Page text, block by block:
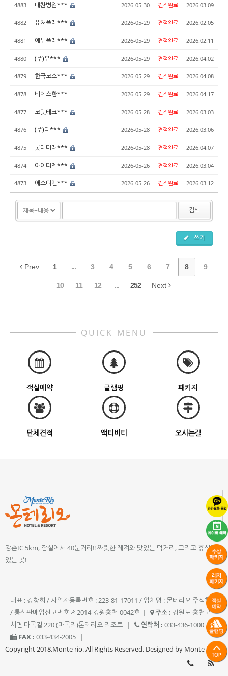
4883 대찬병원*** 2026-05-30 견적완료 2026.03.09
4882 퓨처플레*** 2026-05-29 견적완료 2026.02.05
4881 에듀플레*** 2026-05-29 견적완료 2026.02.11
4880 (주)유*** 2026-05-29 견적완료 2026.04.02
4879 한국코소*** 2026-05-29 견적완료 2026.04.08
4878 비에스한*** 2026-05-29 견적완료 2026.04.17
4877 코멧테크*** 2026-05-28 견적완료 2026.03.03
4876 (주)티*** 2026-05-28 견적완료 2026.03.06
4875 롯데미래*** 2026-05-28 견적완료 2026.04.07
4874 아이티젠*** 2026-05-26 견적완료 2026.03.04
4873 에스디엔*** 2026-05-26 견적완료 2026.03.12
검색
쓰기
Prev 1 ... 3 4 5 6 7 8 9
10 11 12 ... 252 Next
QUICK MENU
객실예약 글램핑 패키지
단체견적 액티비티 오시는길
강촌IC 5km, 잠실에서 40분거리!! 짜릿한 레져와 맛있는 먹거리, 그리고 휴식이
있는 곳!
대표 : 강창희 / 사업자등록번호 : 223-81-17011 / 업체명 : 몬테리오 주식회사
/ 통신판매업신고번호 제2014-강원홍천-0042호 | 주소 : 강원도 홍천군
서면 마곡길 220 (마곡리)몬테리오 리조트
| 연락처 : 033-436-1000
|
FAX : 033-434-2005
|
Copyright 2018,Monte rio. All Rights Reserved. Designed by Monte rio.